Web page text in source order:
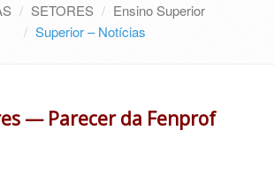
SETORES
Ensino Superior
Superior – Notícias
— Parecer da Fenprof